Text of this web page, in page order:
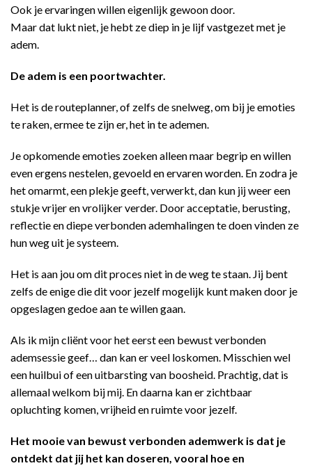
Ook je ervaringen willen eigenlijk gewoon door.
Maar dat lukt niet, je hebt ze diep in je lijf vastgezet met je
adem.
De adem is een poortwachter.
Het is de routeplanner, of zelfs de snelweg, om bij je emoties
te raken, ermee te zijn er, het in te ademen.
Je opkomende emoties zoeken alleen maar begrip en willen
even ergens nestelen, gevoeld en ervaren worden. En zodra je
het omarmt, een plekje geeft, verwerkt, dan kun jij weer een
stukje vrijer en vrolijker verder. Door acceptatie, berusting,
reflectie en diepe verbonden ademhalingen te doen vinden ze
hun weg uit je systeem.
Het is aan jou om dit proces niet in de weg te staan. Jij bent
zelfs de enige die dit voor jezelf mogelijk kunt maken door je
opgeslagen gedoe aan te willen gaan.
Als ik mijn cliënt voor het eerst een bewust verbonden
ademsessie geef… dan kan er veel loskomen. Misschien wel
een huilbui of een uitbarsting van boosheid. Prachtig, dat is
allemaal welkom bij mij. En daarna kan er zichtbaar
opluchting komen, vrijheid en ruimte voor jezelf.
Het mooie van bewust verbonden ademwerk is dat je
ontdekt dat jij het kan doseren, vooral hoe en